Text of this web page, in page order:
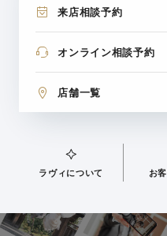
来店相談予約
オンライン相談予約
店舗一覧
ラヴィについて お